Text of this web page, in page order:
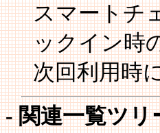
スマートチ
ックイン時
次回利用時
- 関連一覧ツリ